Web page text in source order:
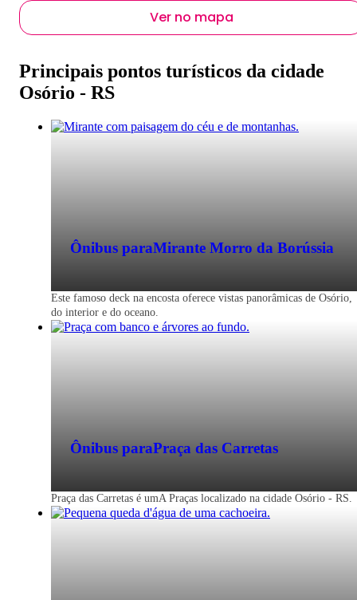
Ver no mapa
Principais pontos turísticos da cidade
Osório - RS
Ônibus paraMirante Morro da Borússia
Este famoso deck na encosta oferece vistas panorâmicas de Osório,
do interior e do oceano.
Ônibus paraPraça das Carretas
Praça das Carretas é umA Praças localizado na cidade Osório - RS.